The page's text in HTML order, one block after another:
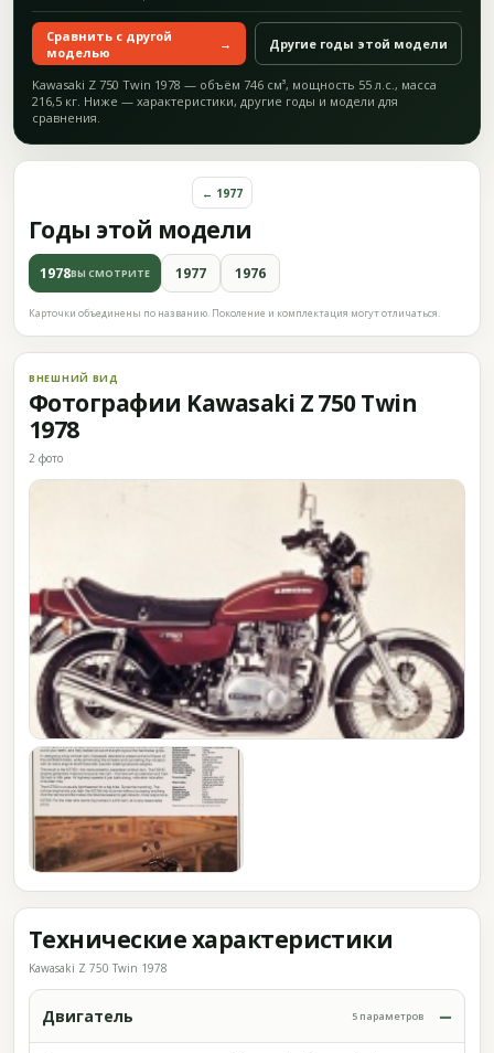
Сравнить с другой
моделью
→ Другие годы этой модели
Kawasaki Z 750 Twin 1978 — объём 746 см³, мощность 55 л.с., масса
216,5 кг. Ниже — характеристики, другие годы и модели для
сравнения.
Годы этой модели
← 1977
1978ВЫ СМОТРИТЕ 1977 1976
Карточки объединены по названию. Поколение и комплектация могут отличаться.
ВНЕШНИЙ ВИД
Фотографии Kawasaki Z 750 Twin
1978
2 фото
Технические характеристики
Kawasaki Z 750 Twin 1978
Двигатель 5 параметров